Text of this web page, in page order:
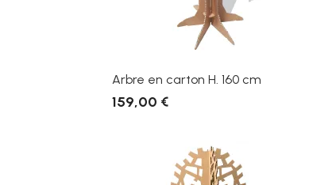
Arbre en carton H. 160 cm
159,00 €